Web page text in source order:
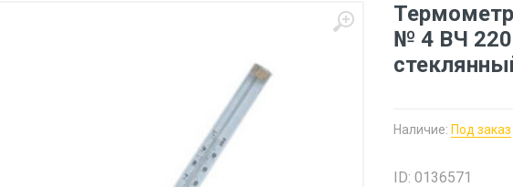
№ 4 ВЧ
Наличие: Под заказ
ID: 0136571